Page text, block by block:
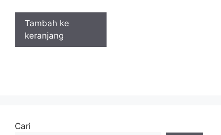
adalah:
Rp145.000.
ini
Tambah ke
keranjang
Cari